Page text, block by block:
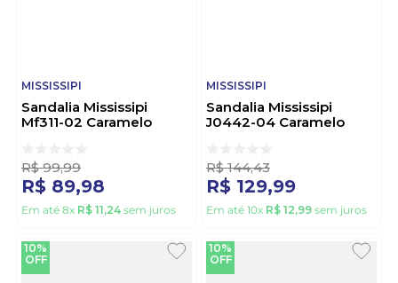
MISSISSIPI
Sandalia Mississipi
Mf311-02 Caramelo
R$ 99,99
R$ 89,98
Em até 8x R$ 11,24 sem juros
MISSISSIPI
Sandalia Mississipi
J0442-04 Caramelo
R$ 144,43
R$ 129,99
Em até 10x R$ 12,99 sem juros
10%
OFF
10%
OFF